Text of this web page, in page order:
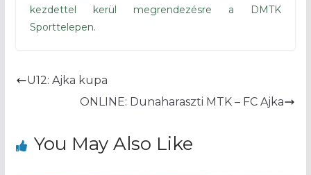
kezdettel kerül megrendezésre a DMTK
Sporttelepen.
U12: Ajka kupa
ONLINE: Dunaharaszti MTK – FC Ajka
You May Also Like